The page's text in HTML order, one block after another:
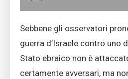
Sebbene gli osservatori
guerra d’Israele contro uno
Stato ebraico non è
certamente avversari, ma